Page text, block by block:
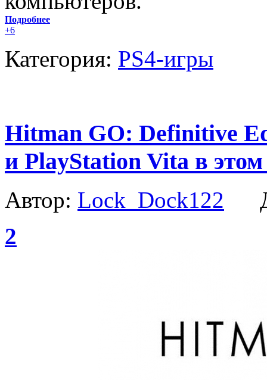
Подробнее
+6
Категория: PS4-игры
Hitman GO: Definitive
и PlayStation Vita в
Автор: Lock_Dock122
2